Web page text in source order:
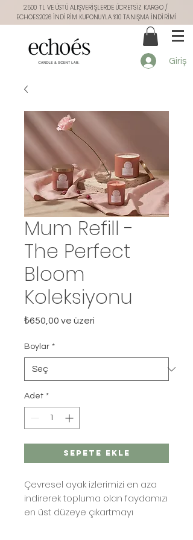
2.500 TL VE ÜSTÜ ALIŞVERİŞLERDE ÜCRETSİZ KARGO /
ECHOES2026 İNDİRİM KUPONUYLA %10 TANIŞMA İNDİRİMİ
Giriş
Mum Refill -
The Perfect
Bloom
Koleksiyonu
₺650,00 ve üzeri
Boylar *
Adet *
Sepete Ekle
Çevresel ayak izlerimizi en aza
indirerek topluma olan faydamızı
en üst düzeye çıkartmayı